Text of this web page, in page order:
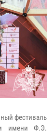
фестиваль
имени Ф.Э.